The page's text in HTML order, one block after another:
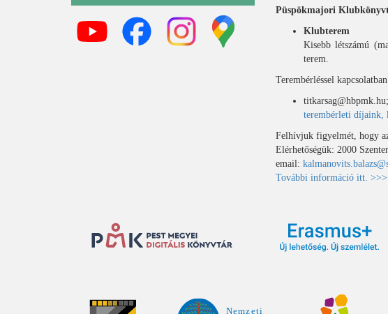
Püspökmajori
Klubterem
Kisebb létszámú
terem.
Terembérléssel
terembérleti díjaink,
Felhívjuk figyelmét, hogy
Elérhetőségük: 2000
email:
További információ itt. >>>